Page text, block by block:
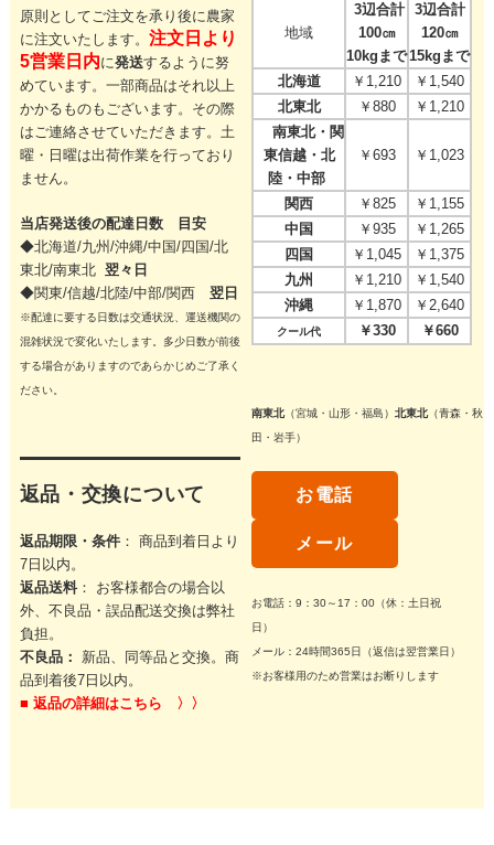
原則としてご注文を承り後に農家
に注文いたします。 注文日より
5営業日内に発送するように努
めています。一部商品はそれ以上
かかるものもございます。その際
はご連絡させていただきます。 土
曜・日曜は出荷作業を行っており
ません。
当店発送後の配達日数 目安
◆北海道/九州/沖縄/中国/四国/北
東北/南東北 翌々日
◆関東/信越/北陸/中部/関西 翌日
※配達に要する日数は交通状況、運送機関の
混雑状況で変化いたします。多少日数が前後
する場合がありますのであらかじめご了承く
ださい。
返品・交換について
返品期限・条件： 商品到着日より
7日以内。
返品送料： お客様都合の場合以
外、不良品・誤品配送交換は弊社
負担。
不良品：
新品、同等品と交換。商
品到着後7日以内。
■ 返品の詳細はこちら 〉〉
地域
3辺合計
100㎝
10kgまで
3辺合計
120㎝
15kgまで
北海道
￥1,210
￥1,540
北東北
￥880
￥1,210
南東北・関
東信越・北
陸・中部
￥693 ￥1,023
関西 ￥825
￥1,155
中国
￥935
￥1,265
四国
￥1,045
￥1,375
九州
￥1,210
￥1,540
沖縄
￥1,870 ￥2,640
クール代 ￥330 ￥660
南東北（宮城・山形・福島）北東北（青森・秋
田・岩手）
お電話
メール
お電話：9：30～17：00（休：土日祝
日）
メール：24時間365日（返信は翌営業日）
※お客様用のため営業はお断りします